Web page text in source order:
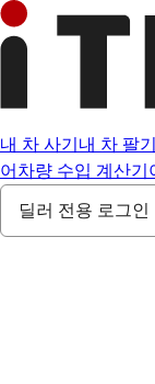
내 차 사기 내 차 팔기
어 차량 수입 계산기
딜러 전용 로그인